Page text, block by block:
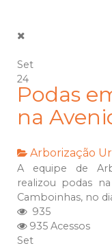
Set
24
Podas
na
Arborização
A equipe de
realizou podas
Camboinhas, no
935
935 Acessos
Set